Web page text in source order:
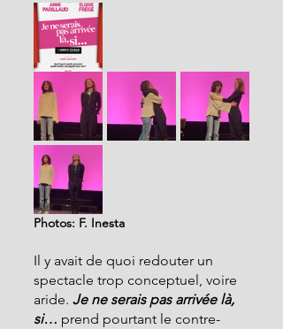
Photos: F. Inesta
Il y avait de quoi redouter un
spectacle trop conceptuel, voire
aride. Je ne serais pas arrivée là,
si… prend pourtant le contre-